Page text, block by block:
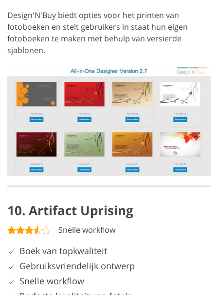
Design'N'Buy biedt opties voor het printen van
fotoboeken en stelt gebruikers in staat hun eigen
fotoboeken te maken met behulp van versierde
sjablonen.
10. Artifact Uprising
Snelle workflow
Boek van topkwaliteit
Gebruiksvriendelijk ontwerp
Snelle workflow